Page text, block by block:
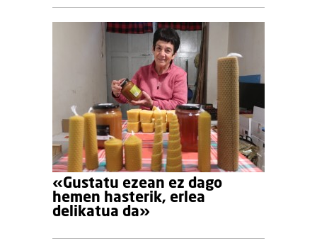
«Gustatu ezean ez dago
hemen hasterik, erlea
delikatua da»